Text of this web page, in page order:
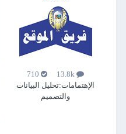
الإهتمامات:تحليل البيانات
والتصميم